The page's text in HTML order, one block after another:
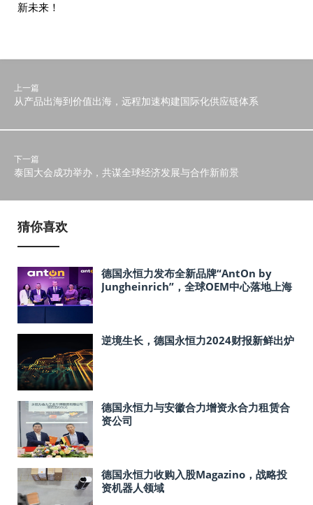
新未来！
上一篇
从产品出海到价值出海，远程加速构建国际化供应链体系
下一篇
泰国大会成功举办，共谋全球经济发展与合作新前景
猜你喜欢
德国永恒力发布全新品牌“AntOn by
Jungheinrich”，全球OEM中心落地上海
逆境生长，德国永恒力2024财报新鲜出炉
德国永恒力与安徽合力增资永合力租赁合
资公司
德国永恒力收购入股Magazino，战略投
资机器人领域